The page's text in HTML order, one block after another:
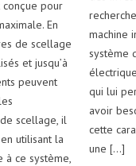
conçue pour
En
de scellage
et jusqu’à
peuvent
scellage, il
utilisant la
à ce système,
machine
système
qui lui
avoir
cette
une […]